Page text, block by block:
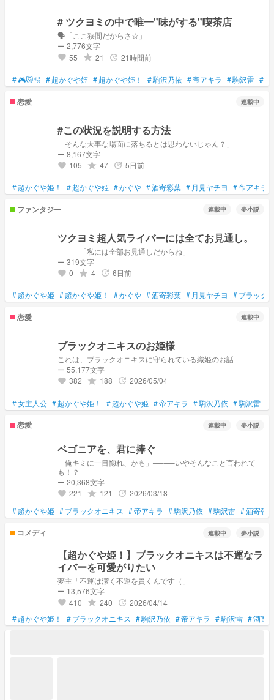
# ツクヨミの中で唯一"味がする"喫茶店
🗣️「ここ狭間だからさ☆」
ー 2,776文字
favorite 55 grade 21 update 21時間前
#🎮🐱️🫧 #超かぐや姫 #超かぐや姫！ #駒沢乃依 #帝アキラ #駒沢雷 #
恋愛 連載中
#この状況を説明する方法
「そんな大事な場面に落ちるとは思わないじゃん？」
ー 8,167文字
favorite 105 grade 47 update 5日前
#超かぐや姫！ #超かぐや姫 #かぐや #酒寄彩葉 # 月見ヤチヨ #帝アキラ
ファンタジー 連載中 夢小説
ツクヨミ超人気ライバーには全てお見通し。
「私には全部お見通しだからね」
ー 319文字
favorite 0 grade 4 update 6日前
#超かぐや姫 #超かぐや姫！ #かぐや #酒寄彩葉 # 月見ヤチヨ #ブラック
恋愛 連載中
ブラックオニキスのお姫様
これは、ブラックオニキスに守られている織姫のお話
ー 55,177文字
favorite 382 grade 188 update 2026/05/04
#女主人公 #超かぐや姫！ #超かぐや姫 #帝アキラ #駒沢乃依 #駒沢雷
恋愛 連載中 夢小説
ベゴニアを、君に捧ぐ
「俺キミに一目惚れ、かも」────いやそんなこと言われて
も！？
ー 20,368文字
favorite 221 grade 121 update 2026/03/18
#超かぐや姫 #ブラックオニキス #帝アキラ #駒沢乃依 #駒沢雷 #酒寄朝
コメディ 連載中 夢小説
【超かぐや姫！】ブラックオニキスは不運なラ
イバーを可愛がりたい
夢主「不運は潔く不運を貫くんです（」
ー 13,576文字
favorite 410 grade 240 update 2026/04/14
#超かぐや姫！ #ブラックオニキス #駒沢乃依 #帝アキラ #駒沢雷 #酒寄